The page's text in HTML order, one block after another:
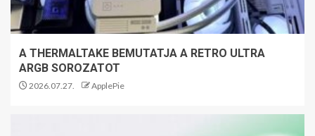
A THERMALTAKE BEMUTATJA A RETRO ULTRA
ARGB SOROZATOT
2026.07.27. ApplePie